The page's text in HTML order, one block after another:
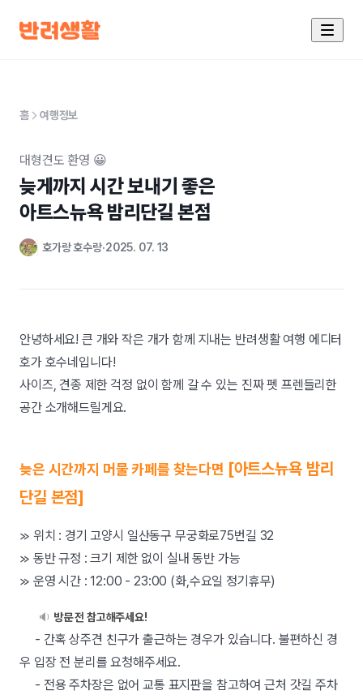
홈 여행정보
대형견도 환영 😀
늦게까지 시간 보내기 좋은
아트스뉴욕 밤리단길 본점
호가랑 호수랑 2025. 07. 13
안녕하세요! 큰 개와 작은 개가 함께 지내는 반려생활 여행 에디터
호가 호수네입니다!
사이즈, 견종 제한 걱정 없이 함께 갈 수 있는 진짜 펫 프렌들리한
공간 소개해드릴게요.
늦은 시간까지 머물 카페를 찾는다면 [아트스뉴욕 밤리
단길 본점]
≫ 위치 : 경기 고양시 일산동구 무궁화로75번길 32
≫ 동반 규정 : 크기 제한 없이 실내 동반 가능
≫ 운영 시간 : 12:00 - 23:00 (화,수요일 정기휴무)
🔉 방문 전 참고해주세요!
- 간혹 상주견 친구가 출근하는 경우가 있습니다. 불편하신 경
우 입장 전 분리를 요청해주세요.
- 전용 주차장은 없어 교통 표지판을 참고하여 근처 갓길 주차